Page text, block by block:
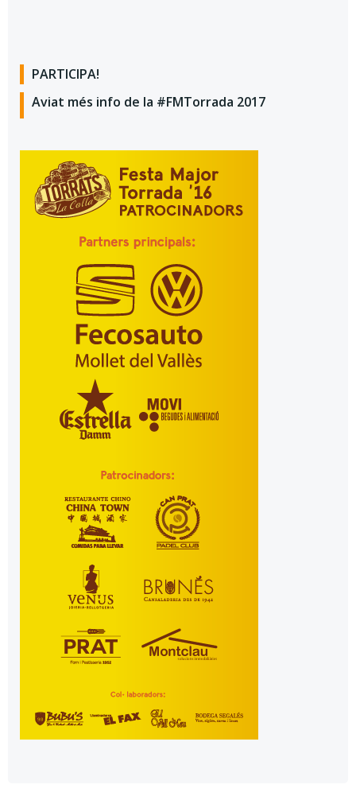
PARTICIPA!
Aviat més info de la #FMTorrada 2017